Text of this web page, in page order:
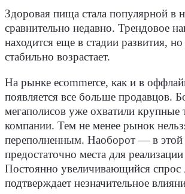
Здоровая пища стала популярной в
сравнительно недавно. Трендовое
находится еще в стадии развития,
стабильно возрастает.
На рынке ecommerce, как и в
появляется все больше продавцов.
мегаполисов уже охватили крупные
компании. Тем не менее рынок
переполненным. Наоборот — в этой
предостаточно места для
Постоянно увеличивающийся спрос
подтверждает незначительное